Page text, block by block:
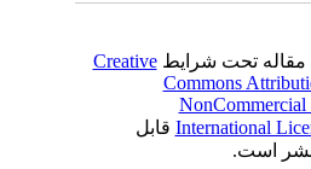
مقاله تحت شرایطCreative
Commons
Internationalقابل
است.